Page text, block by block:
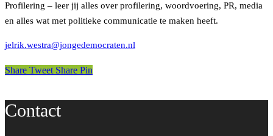
Profilering – leer jij alles over profilering, woordvoering, PR, media
en alles wat met politieke communicatie te maken heeft.
jelrik.westra@jongedemocraten.nl
Share Tweet Share Pin
Contact